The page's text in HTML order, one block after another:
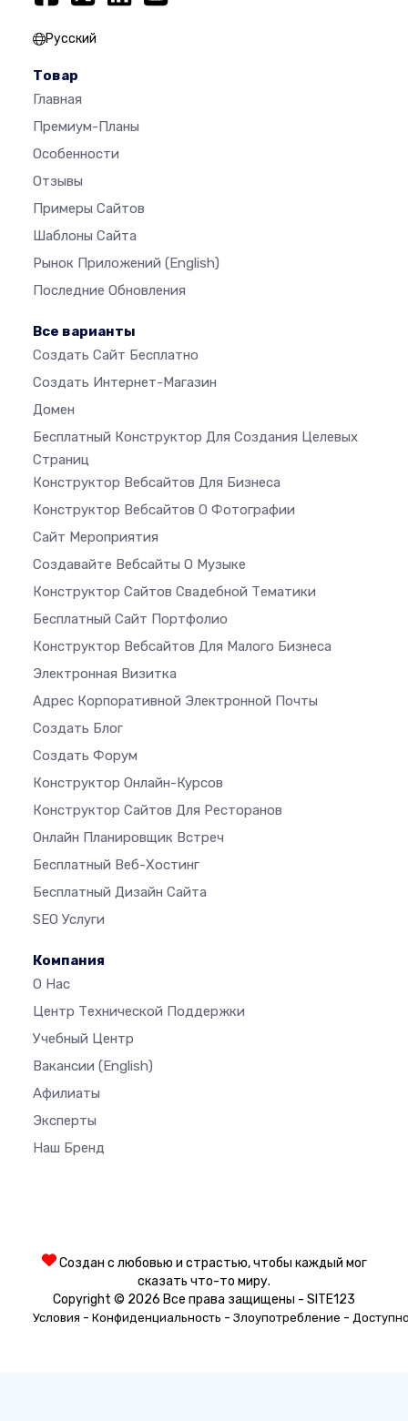
Русский
Товар
Главная
Премиум-Планы
Особенности
Отзывы
Примеры Сайтов
Шаблоны Сайта
Рынок Приложений (English)
Последние Обновления
Все варианты
Создать Сайт Бесплатно
Создать Интернет-Магазин
Домен
Бесплатный Конструктор Для Создания Целевых
Страниц
Конструктор Вебсайтов Для Бизнеса
Конструктор Вебсайтов О Фотографии
Сайт Мероприятия
Создавайте Вебсайты О Музыке
Конструктор Сайтов Свадебной Тематики
Бесплатный Сайт Портфолио
Конструктор Вебсайтов Для Малого Бизнеса
Электронная Визитка
Адрес Корпоративной Электронной Почты
Создать Блог
Создать Форум
Конструктор Онлайн-Курсов
Конструктор Сайтов Для Ресторанов
Онлайн Планировщик Встреч
Бесплатный Веб-Хостинг
Бесплатный Дизайн Сайта
SEO Услуги
Компания
О Нас
Центр Технической Поддержки
Учебный Центр
Вакансии (English)
Афилиаты
Эксперты
Наш Бренд
Создан с любовью и страстью, чтобы каждый мог
сказать что-то миру.
Copyright © 2026 Все права защищены - SITE123
Условия - Конфиденциальность - Злоупотребление -